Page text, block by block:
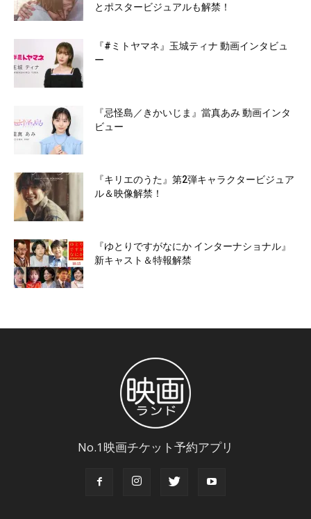
とポスタービジュアルも解禁！
『#ミトヤマネ』玉城ティナ 動画インタビュ
ー
『忌怪島／きかいじま』當真あみ 動画インタ
ビュー
『キリエのうた』第2弾キャラクタービジュア
ル＆映像解禁！
『ゆとりですがなにか インターナショナル』
新キャスト＆特報解禁
No.1映画チケット予約アプリ